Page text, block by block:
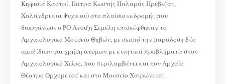
Κηφισιά Καστρί, Πάτρα Κωστής Παλαμάς Πρέβεζας,
Χαλάνδρι και Ψυχικού) στο πλαίσιο εκδρομής που
διοργάνωσε ο ΡΟ Άνοιξη Σεμέλη επισκέφθηκαν το
Αρχαιολογικό Μουσείο Θηβών, με σκοπό την παράδοση δύο
αμαξίδιων για χρήση ατόμων με κινητικά προβλήματα στον
Αρχαιολογικό Χώρο, που περιλαμβάνει και τον Αρχαίο
Θέατρο Ορχομενού και στο Μουσείο Χαιρώνειας.